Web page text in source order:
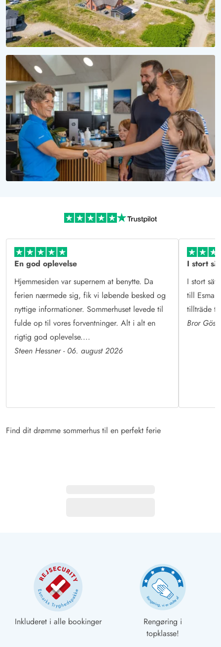
SÆSON 2028
Reservér dit sommerhus til 2028
Uforpligtende at reservere, uforglemmelig at opleve
Læs mere om Esmark og vores historie
En god oplevelse
Hjemmesiden var supernem at benytte. Da
ferien nærmede sig, fik vi løbende besked og
nyttige informationer. Sommerhuset levede til
fulde op til vores forventninger. Alt i alt en
rigtig god oplevelse....
Steen Hessner - 06. august 2026
I stort
I stort
till
tillträde
Bror
Find dit drømme sommerhus til en perfekt ferie
Inkluderet i alle bookinger
Rengøring i
topklasse!